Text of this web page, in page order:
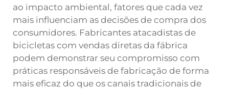
ao impacto ambiental, fatores que cada vez
mais influenciam as decisões de compra dos
consumidores. Fabricantes atacadistas de
bicicletas com vendas diretas da fábrica
podem demonstrar seu compromisso com
práticas responsáveis de fabricação de forma
mais eficaz do que os canais tradicionais de